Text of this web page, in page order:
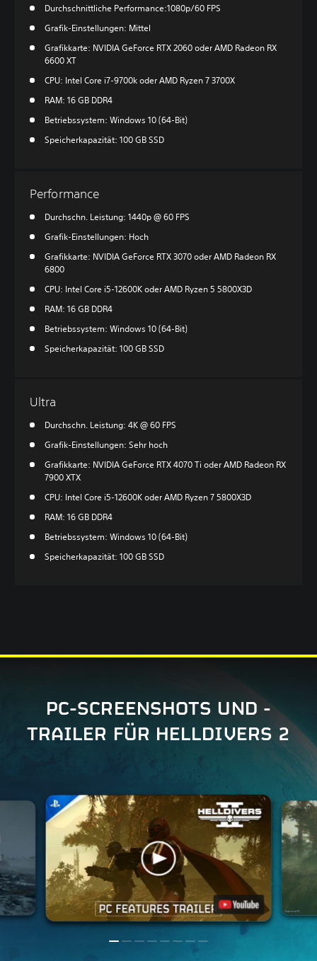
Durchschnittliche Performance:1080p/60 FPS
Grafik-Einstellungen: Mittel
Grafikkarte: NVIDIA GeForce RTX 2060 oder AMD Radeon RX
6600 XT
CPU: Intel Core i7-9700k oder AMD Ryzen 7 3700X
RAM: 16 GB DDR4
Betriebssystem: Windows 10 (64-Bit)
Speicherkapazität: 100 GB SSD
Performance
Durchschn. Leistung: 1440p @ 60 FPS
Grafik-Einstellungen: Hoch
Grafikkarte: NVIDIA GeForce RTX 3070 oder AMD Radeon RX
6800
CPU: Intel Core i5-12600K oder AMD Ryzen 5 5800X3D
RAM: 16 GB DDR4
Betriebssystem: Windows 10 (64-Bit)
Speicherkapazität: 100 GB SSD
Ultra
Durchschn. Leistung: 4K @ 60 FPS
Grafik-Einstellungen: Sehr hoch
Grafikkarte: NVIDIA GeForce RTX 4070 Ti oder AMD Radeon RX
7900 XTX
CPU: Intel Core i5-12600K oder AMD Ryzen 7 5800X3D
RAM: 16 GB DDR4
Betriebssystem: Windows 10 (64-Bit)
Speicherkapazität: 100 GB SSD
PC-SCREENSHOTS UND -
TRAILER FÜR HELLDIVERS 2